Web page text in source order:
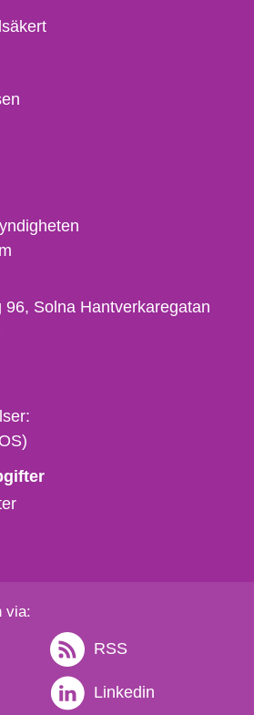
96, Solna Hantverkaregatan
via:
RSS
Linkedin